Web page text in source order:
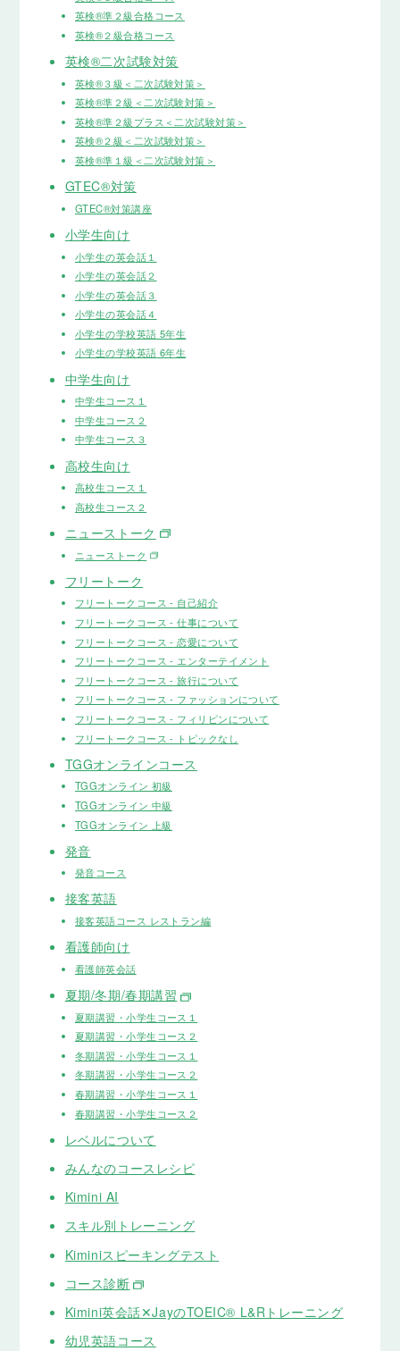
英検®準２級合格コース
英検®２級合格コース
英検®二次試験対策
英検®３級＜二次試験対策＞
英検®準２級＜二次試験対策＞
英検®準２級プラス＜二次試験対策＞
英検®２級＜二次試験対策＞
英検®準１級＜二次試験対策＞
GTEC®対策
GTEC®対策講座
小学生向け
小学生の英会話１
小学生の英会話２
小学生の英会話３
小学生の英会話４
小学生の学校英語 5年生
小学生の学校英語 6年生
中学生向け
中学生コース１
中学生コース２
中学生コース３
高校生向け
高校生コース１
高校生コース２
ニューストーク
ニューストーク
フリートーク
フリートークコース - 自己紹介
フリートークコース - 仕事について
フリートークコース - 恋愛について
フリートークコース - エンターテイメント
フリートークコース - 旅行について
フリートークコース - ファッションについて
フリートークコース - フィリピンについて
フリートークコース - トピックなし
TGGオンラインコース
TGGオンライン 初級
TGGオンライン 中級
TGGオンライン 上級
発音
発音コース
接客英語
接客英語コース レストラン編
看護師向け
看護師英会話
夏期/冬期/春期講習
夏期講習・小学生コース１
夏期講習・小学生コース２
冬期講習・小学生コース１
冬期講習・小学生コース２
春期講習・小学生コース１
春期講習・小学生コース２
レベルについて
みんなのコースレシピ
Kimini AI
スキル別トレーニング
Kiminiスピーキングテスト
コース診断
Kimini英会話✕JayのTOEIC® L&Rトレーニング
幼児英語コース